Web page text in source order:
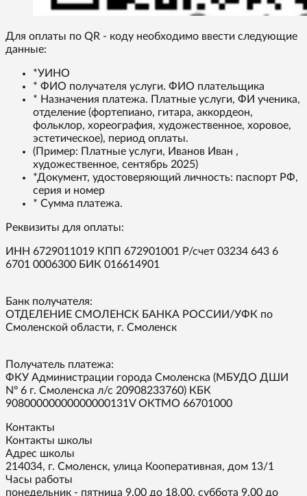
Для оплаты по QR - коду необходимо ввести следующие
данные:
*УИНО
* ФИО получателя услуги. ФИО плательщика
* Назначения платежа. Платные услуги, ФИ ученика,
отделение (фортепиано, гитара, аккордеон,
фольклор, хореография, художественное, хоровое,
эстетическое), период оплаты.
(Пример: Платные услуги, Иванов Иван ,
художественное, сентябрь 2025)
*Документ, удостоверяющий личность: паспорт РФ,
серия и номер
* Сумма платежа.
Реквизиты для оплаты:
ИНН 6729011019 КПП 672901001 Р/счет 03234 643 6
6701 0006300 БИК 016614901
Банк получателя:
ОТДЕЛЕНИЕ СМОЛЕНСК БАНКА РОССИИ/УФК по
Смоленской области, г. Смоленск
Получатель платежа:
ФКУ Администрации города Смоленска (МБУДО ДШИ
Nº 6 г. Смоленска л/с 20908233760) КБК
90800000000000000131V ОКТМО 66701000
Контакты
Контакты школы
Адрес школы
214034, г. Смоленск, улица Кооперативная, дом 13/1
Часы работы
понедельник - пятница 9.00 до 18.00, суббота 9.00 до